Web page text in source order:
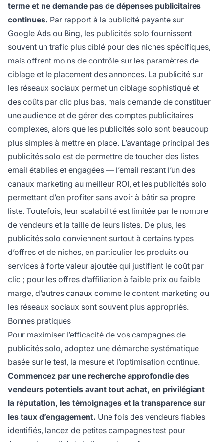
terme et ne demande pas de dépenses publicitaires
continues. Par rapport à la publicité payante sur
Google Ads ou Bing, les publicités solo fournissent
souvent un trafic plus ciblé pour des niches spécifiques,
mais offrent moins de contrôle sur les paramètres de
ciblage et le placement des annonces. La publicité sur
les réseaux sociaux permet un ciblage sophistiqué et
des coûts par clic plus bas, mais demande de constituer
une audience et de gérer des comptes publicitaires
complexes, alors que les publicités solo sont beaucoup
plus simples à mettre en place. L’avantage principal des
publicités solo est de permettre de toucher des listes
email établies et engagées — l’email restant l’un des
canaux marketing au meilleur ROI, et les publicités solo
permettant d’en profiter sans avoir à bâtir sa propre
liste. Toutefois, leur scalabilité est limitée par le nombre
de vendeurs et la taille de leurs listes. De plus, les
publicités solo conviennent surtout à certains types
d’offres et de niches, en particulier les produits ou
services à forte valeur ajoutée qui justifient le coût par
clic ; pour les offres d’affiliation à faible prix ou faible
marge, d’autres canaux comme le content marketing ou
les réseaux sociaux sont souvent plus appropriés.
Bonnes pratiques
Pour maximiser l’efficacité de vos campagnes de
publicités solo, adoptez une démarche systématique
basée sur le test, la mesure et l’optimisation continue.
Commencez par une recherche approfondie des
vendeurs potentiels avant tout achat, en privilégiant
la réputation, les témoignages et la transparence sur
les taux d’engagement. Une fois des vendeurs fiables
identifiés, lancez de petites campagnes test pour